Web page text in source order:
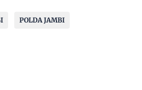
POLDA JAMBI